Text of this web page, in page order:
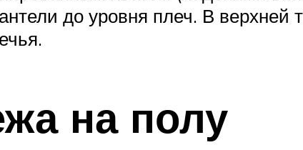
до уровня плеч. В верхней
на полу